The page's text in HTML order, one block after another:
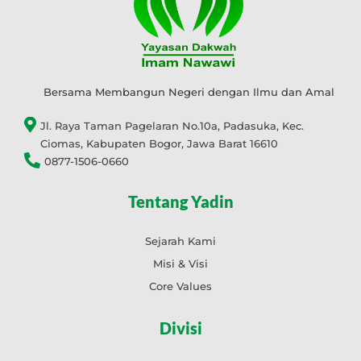
Bersama Membangun Negeri dengan Ilmu dan Amal
Jl. Raya Taman Pagelaran No.10a, Padasuka, Kec.
Ciomas, Kabupaten Bogor, Jawa Barat 16610
0877-1506-0660
Tentang Yadin
Sejarah Kami
Misi & Visi
Core Values
Divisi